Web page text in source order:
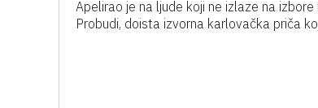
Apelirao je na ljude koji ne izlaze na
Probudi, doista izvorna karlovačka priča